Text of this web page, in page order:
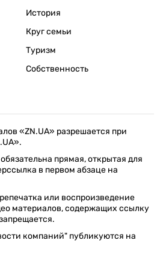
История
Круг семьи
Туризм
Собственность
«ZN.UA» разрешается при
прямая, открытая для
в первом абзаце на
или воспроизведение
материалов, содержащих ссылку
компаний" публикуются на